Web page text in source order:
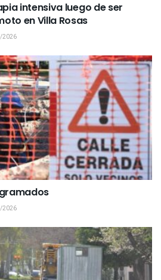
intensiva luego de ser
en Villa Rosas
2026
2026